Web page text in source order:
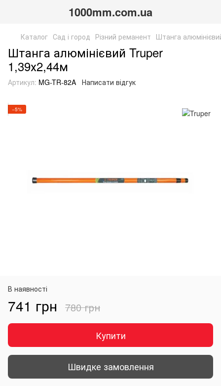
1000mm.com.ua
Каталог Сад і город Різний реманент Штанга
Штанга алюмінієвий Truper
1,39х2,44м
Артикул: MG-TR-82A Написати відгук
−5%
В наявності
741 грн 780 грн
Купити
Швидке замовлення